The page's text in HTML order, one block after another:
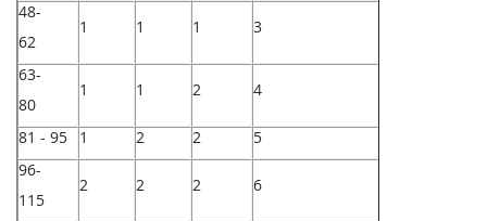
48-
62
1 1 1 3
63-
80
1 1 2 4
81 - 95 1 2 2
5
96-
115
2 2 2 6